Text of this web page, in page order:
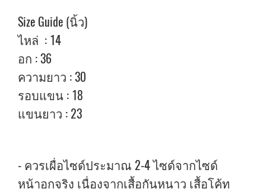
Size Guide (นิ้ว)
ไหล่ : 14
อก : 36
ความยาว : 30
รอบแขน : 18
แขนยาว : 23
- ควรเผื่อไซด์ประมาณ 2-4 ไซด์จากไซด์
หน้าอกจริง เนื่องจากเสื้อกันหนาว เสื้อโค้ท